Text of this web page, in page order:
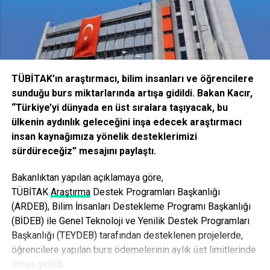
düsturundan asla vazgeçmeyecektir. Türk gençliği
Cumhuriyetin ve kazanımlarının ilelebet sancaktarı olacak
ve bayrağı asla yere düşürmeyecektir. Ülkemizi hedef
gösterdiğiniz muasır medeniyetler seviyesinin üzerine
fedekarlıktan da kaçınmayacaktır. Türk gençliği, en büyük
eseriniz olarak gördüğünüz Türkiye Cumhuriyeti’ni ilelebet
payidar kılmak için dünden daha azimli, daha kararlıdır.
Ruhunuz şad olsun.” ifadelerini kullandı.
Bakan Suat Kılıç’tan gençlere tebrik ve kutlama mesajı
Gençlik ve Spor Bakanı Suat Kılıç, 19 Mayıs Atatürk’ü Anma
Gençlik ve Spor Bayramı nedeniyle yayımladığı mesajda
gençlerin bayramını kutladı.
Bakan Kılıç, ‘Sevgili Gençler’ diyerek başladığı mesajında,
“Gazi Mustafa Kemal Atatürk ve silah arkadaşlarının
Samsun’da ilk adımını attıkları kurtuluş mücadelesinin
TÜBİTAK’ın araştırmacı, bilim insanları ve öğrencilere
sunduğu burs miktarlarında artışa gidildi. Bakan Kacır,
“Türkiye’yi dünyada en üst sıralara taşıyacak, bu
ülkenin aydınlık geleceğini inşa edecek araştırmacı
insan kaynağımıza yönelik desteklerimizi
sürdüreceğiz” mesajını paylaştı.
Bakanlıktan yapılan açıklamaya göre,
TÜBİTAK AraştırmaDestek Programları Başkanlığı
(ARDEB), Bilim İnsanları Destekleme Programı Başkanlığı
(BİDEB) ile Genel Teknoloji ve Yenilik Destek Programları
Başkanlığı (TEYDEB) tarafından desteklenen projelerde,
öğrencilere yapılan burs ödemelerinin aylık üst limitlerinde
artışa gidildi.